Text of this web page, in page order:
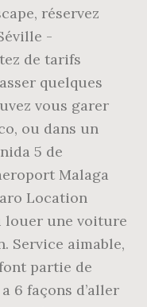
réservez
-
de tarifs
quelques
vous garer
ou dans un
5 de
Malaga
Location
louer une voiture
Service aimable,
partie de
6 façons d’aller